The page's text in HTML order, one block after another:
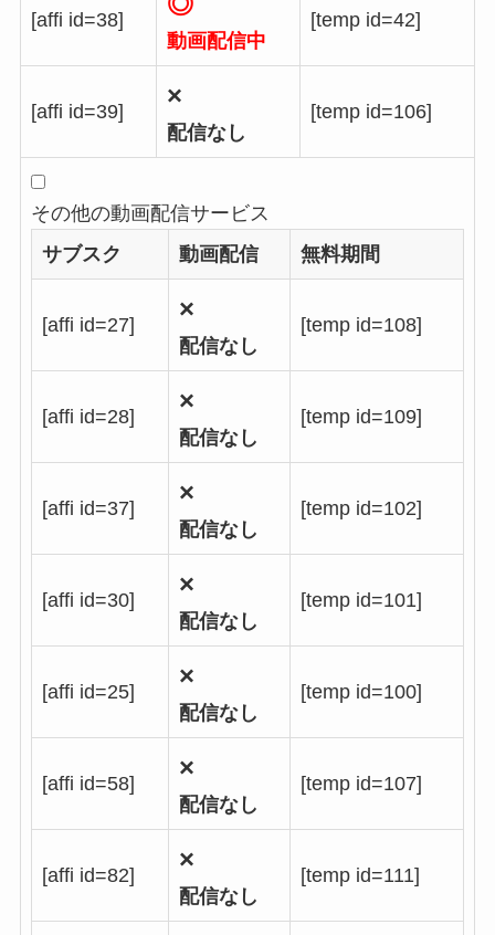
[affi id=38]
動画配信中
[temp id=42]
[affi id=39]
×
配信なし
[temp id=106]
その他の動画配信サービス
サブスク
動画配信 無料期間
[affi id=27]
×
配信なし
[temp id=108]
[affi id=28]
×
配信なし
[temp id=109]
[affi id=37]
×
配信なし
[temp id=102]
[affi id=30]
×
配信なし
[temp id=101]
[affi id=25]
×
配信なし
[temp id=100]
[affi id=58]
×
配信なし
[temp id=107]
[affi id=82]
×
配信なし
[temp id=111]